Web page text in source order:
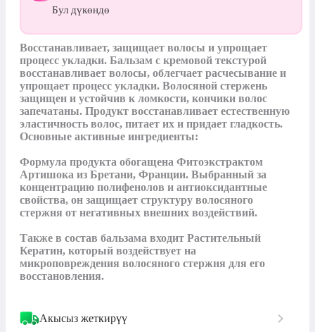
Бул дүкөндө
Восстанавливает, защищает волосы и упрощает
процесс укладки. Бальзам с кремовой текстурой
восстанавливает волосы, облегчает расчесывание и
упрощает процесс укладки. Волосяной стержень
защищен и устойчив к ломкости, кончики волос
запечатаны. Продукт восстанавливает естественную
эластичность волос, питает их и придает гладкость.
Основные активные ингредиенты:
Формула продукта обогащена Фитоэкстрактом
Артишока из Бретани, Франции. Выбранный за
концентрацию полифенолов и антиоксидантные
свойства, он защищает структуру волосяного
стержня от негативных внешних воздействий.
Также в состав бальзама входит Растительный
Кератин, который воздействует на
микроповреждения волосяного стержня для его
восстановления.
Акысыз жеткирүү